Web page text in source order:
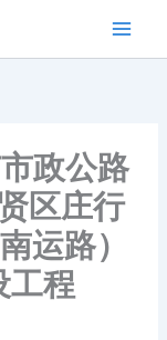
政公路
区庄行
运路）
工程